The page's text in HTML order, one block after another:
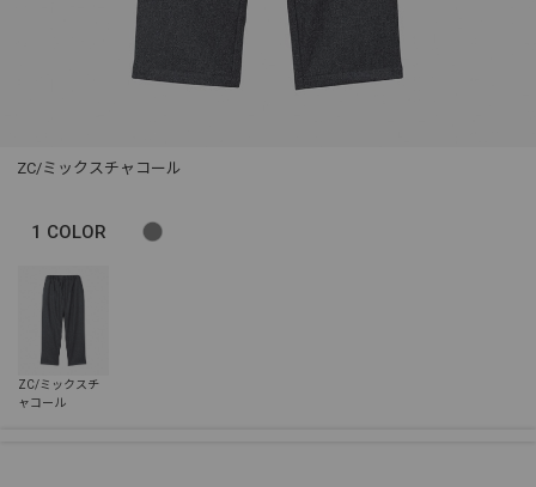
ZC/ミックスチャコール
1 COLOR